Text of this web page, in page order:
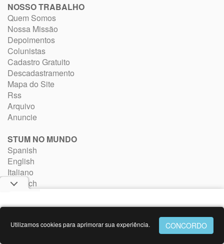
NOSSO TRABALHO
Quem Somos
Nossa Missão
Depoimentos
Colunistas
Cadastro Gratuito
Descadastramento
Mapa do Site
Rss
Arquivo
Anuncie
STUM NO MUNDO
Spanish
English
Italiano
Deutsch
Utilizamos cookies para aprimorar sua experiência.